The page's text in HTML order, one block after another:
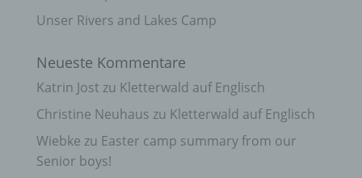
Unser Rivers and Lakes Camp
Neueste Kommentare
Katrin Jost zu Kletterwald auf Englisch
Christine Neuhaus zu Kletterwald auf Englisch
Wiebke zu Easter camp summary from our
Senior boys!